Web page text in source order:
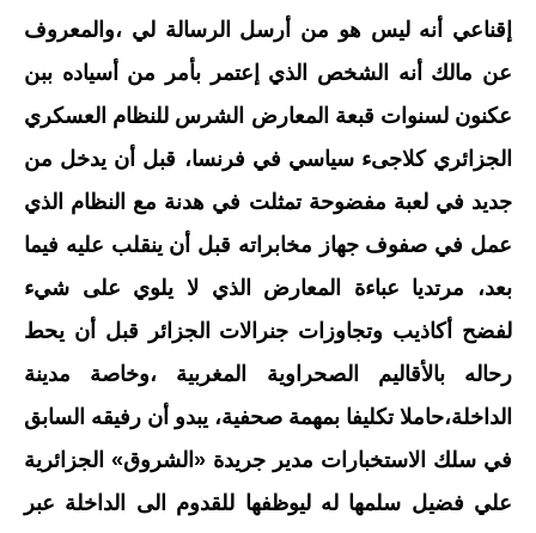
إقناعي أنه ليس هو من أرسل الرسالة لي ،والمعروف
عن مالك أنه الشخص الذي إعتمر بأمر من أسياده ببن
عكنون لسنوات قبعة المعارض الشرس للنظام العسكري
الجزائري كلاجىء سياسي في فرنسا، قبل أن يدخل من
جديد في لعبة مفضوحة تمثلت في هدنة مع النظام الذي
عمل في صفوف جهاز مخابراته قبل أن ينقلب عليه فيما
بعد، مرتديا عباءة المعارض الذي لا يلوي على شيء
لفضح أكاذيب وتجاوزات جنرالات الجزائر قبل أن يحط
رحاله بالأقاليم الصحراوية المغربية ،وخاصة مدينة
الداخلة،حاملا تكليفا بمهمة صحفية، يبدو أن رفيقه السابق
في سلك الاستخبارات مدير جريدة «الشروق» الجزائرية
علي فضيل سلمها له ليوظفها للقدوم الى الداخلة عبر